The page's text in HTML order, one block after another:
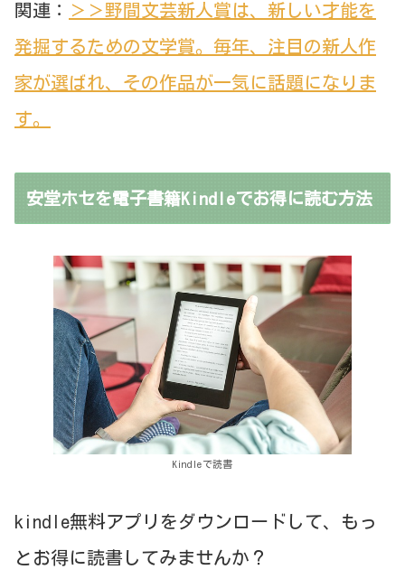
関連：
＞＞野間文芸新人賞は、新しい才能を
発掘するための文学賞。毎年、注目の新人作
家が選ばれ、その作品が一気に話題になりま
す。
安堂ホセを電子書籍Kindleでお得に読む方法
Kindleで読書
kindle無料アプリをダウンロードして、もっ
とお得に読書してみませんか？